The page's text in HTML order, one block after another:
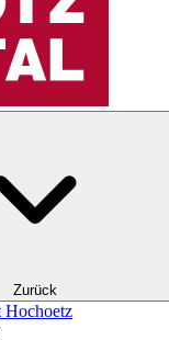
Zurück
Hochoetz